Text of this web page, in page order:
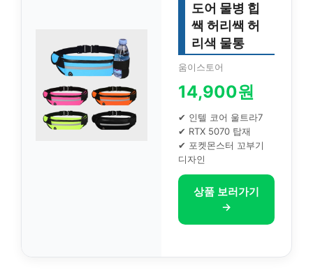
도어 물병 힙
쌕 허리쌕 허
리색 물통
움이스토어
14,900원
✔ 인텔 코어 울트라7
✔ RTX 5070 탑재
✔ 포켓몬스터 꼬부기
디자인
상품 보러가기
→